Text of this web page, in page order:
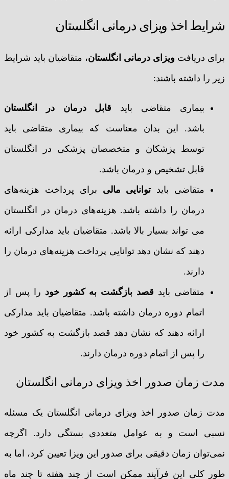
شرایط اخذ ویزای درمانی انگلستان
برای دریافت ویزای درمانی انگلستان، متقاضیان باید شرایط
زیر را داشته باشند:
بیماری متقاضی باید قابل درمان در انگلستان
باشد. این بدان معناست که بیماری متقاضی باید
توسط پزشکان و متخصصان پزشکی در انگلستان
قابل تشخیص و درمان باشد.
متقاضی باید توانایی مالی برای پرداخت هزینه‌های
درمان را داشته باشد. هزینه‌های درمان در انگلستان
می تواند بسیار بالا باشد. متقاضیان باید مدارکی ارائه
دهند که نشان دهد توانایی پرداخت هزینه‌های درمان را
دارند.
متقاضی باید قصد بازگشت به کشور خود را پس از
اتمام دوره درمان داشته باشد. متقاضیان باید مدارکی
ارائه دهند که نشان دهد قصد بازگشت به کشور خود
را پس از اتمام دوره درمان دارند.
مدت زمان صدور اخذ ویزای درمانی انگلستان
مدت زمان صدور اخذ ویزای درمانی انگلستان یک مسئله
نسبی است و به عوامل متعددی بستگی دارد. اگرچه
نمی‌توان زمان دقیقی برای صدور این ویزا تعیین کرد، اما به
طور کلی این فرآیند ممکن است از چند هفته تا چند ماه